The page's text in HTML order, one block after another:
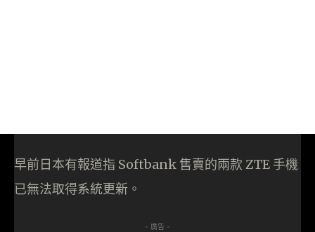
早前日本有報道指 Softbank 售賣的兩款 ZTE 手機
已無法取得系統更新。
- 廣告 -